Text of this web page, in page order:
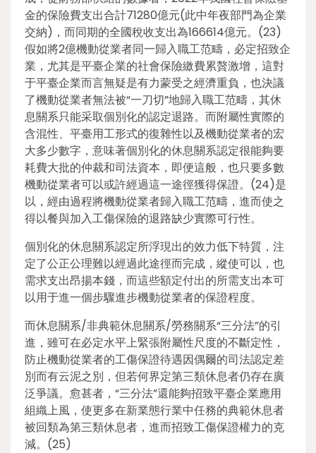
金的保險費支出合計71280億元(此中年夜部門為企業
交納)，而同期的全國稅收支出為166614億元。(23)
假如將2億機動從業者同一歸入職工范疇，必定招致企
業，尤其是平臺企業的社會保險繳費累贅激增，這對
于平臺企業而言無疑是有力蒙受之經濟重負，也決議
了機動從業者無法被“一刀切”地歸入職工范疇，其休
息關系只能采取個別化的認定退路。而附屬性實際的
含混性、平臺用工形式的復雜性以及機動從業者的宏
大多少數字，意味著個別化的休息關系認定很能夠要
耗費大批的仲裁和司法資本，即便這般，也只要多數
機動從業者可以或許經過這一途徑獲得保證。(24)是
以，經由過程將機動從業者歸入職工范疇，進而使之
得以餐與加入工傷保險的退路缺少實際可行性。
個別化的休息關系認定所浮現出的效力低下特質，注
定了公正公理難以經過此途徑而完成，縱使可以，也
需求支出昂揚本錢，而這些額定付出的所需支出本可
以用于進一個步驟進步機動從業者的保證程度。
而休息關系/非典範休息關系/勞務關系“三分法”的引
進，雖可在必定水平上緊張附屬性尺度的不斷定性，
防止機動從業者的工傷保證待遇因偶爾的司法認定差
別而有云泥之別，但若何界定第三類休息者仍存在廣
泛爭議。愈甚者，“三分法”還能夠招致平臺企業應用
組織上風，使更多在新業態行業中任務的典範休息者
被回類為第三類休息者，進而招致工傷保證權力的克
減。(25)